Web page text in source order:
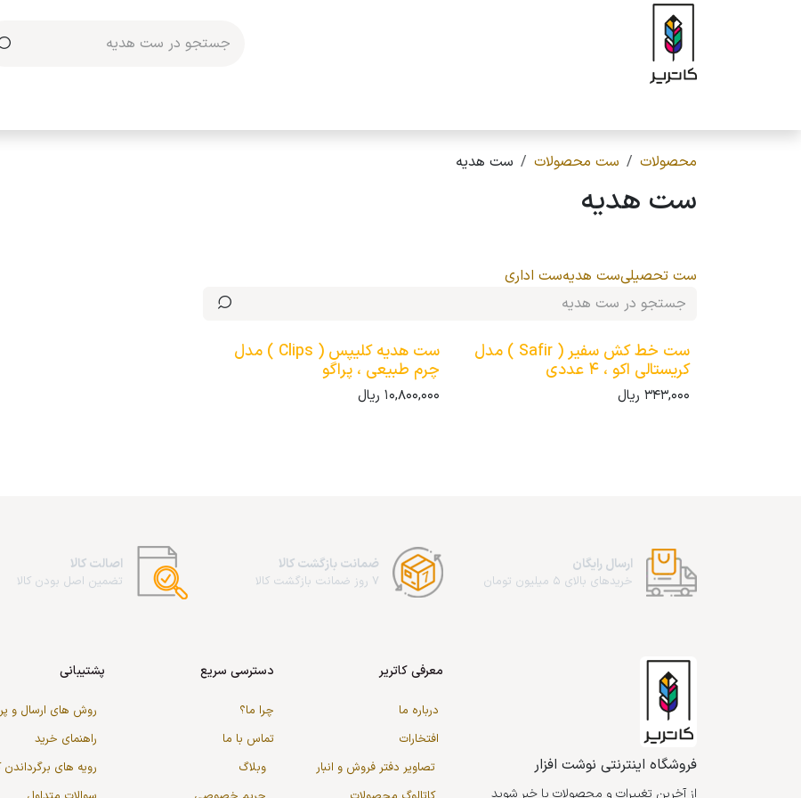
صرف نظر و مشاهده محتوا
محصولات ست محصولات ست هدیه
ست هدیه
ست تحصیلیست هدیهست اداری
ست خط کش سفیر ( Safir ) مدل
کریستالی اکو ، 4 عددی
343,000 ریال
ست هدیه کلیپس ( Clips ) مدل
چرم طبیعی ، پراگو
10,800,000 ریال
ارسال رایگان
خریدهای بالای 5 میلیون تومان
ضمانت بازگشت کالا
7 روز ضمانت بازگشت کالا
اصالت کالا
تضمین اصل بودن کالا
فروشگاه اینترنتی نوشت افزار
از آخرین تغییرات و محصولات با خبر شوید
معرفی کاتریر
درباره ما
افتخارات
تصاویر دفتر فروش و انبار
دسترسی سریع
چرا ما؟
تماس با ما
وبلاگ
پشتیبانی
روش های ارسال و
راهنمای خرید
رویه های برگرداندن